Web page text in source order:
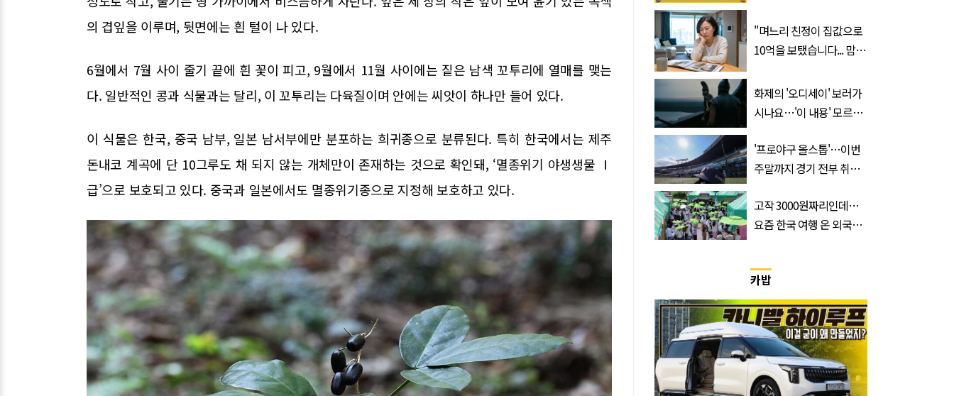
의 겹잎을 이루며, 뒷면에는 흰 털이 나 있다.
6월에서 7월 사이 줄기 끝에 흰 꽃이 피고, 9월에서 11월 사이에는 짙은 남색 꼬투리에 열매를 맺는
다. 일반적인 콩과 식물과는 달리, 이 꼬투리는 다육질이며 안에는 씨앗이 하나만 들어 있다.
이 식물은 한국, 중국 남부, 일본 남서부에만 분포하는 희귀종으로 분류된다. 특히 한국에서는 제주
돈내코 계곡에 단 10그루도 채 되지 않는 개체만이 존재하는 것으로 확인돼, ‘멸종위기 야생생물 Ⅰ
급’으로 보호되고 있다. 중국과 일본에서도 멸종위기종으로 지정해 보호하고 있다.
"며느리 친정이 집값으로
10억을 보탰습니다... 맘이
화제의 '오디세이' 보러가
시나요…'이 내용' 모르고
'프로야구 올스톱'…이번
주말까지 경기 전부 취소,
고작 3000원짜리인데…
요즘 한국 여행 온 외국인
카밥